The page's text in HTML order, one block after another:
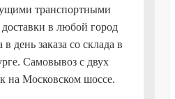
транспортными
в любой город
день заказа со склада в
Самовывоз с двух
на Московском шоссе.